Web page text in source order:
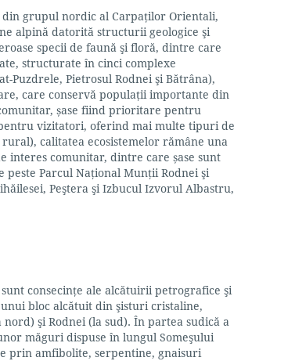
grupul nordic al Carpaţilor Orientali,
alpină datorită structurii geologice şi
specii de faună şi floră, dintre care
structurate în cinci complexe
Puzdrele, Pietrosul Rodnei şi Bătrâna),
care conservă populaţii importante din
șase fiind prioritare pentru
vizitatori, oferind mai multe tipuri de
calitatea ecosistemelor rămâne una
interes comunitar, dintre care șase sunt
Parcul Naţional Munţii Rodnei şi
Peştera şi Izbucul Izvorul Albastru,
consecinţe ale alcătuirii petrografice şi
bloc alcătuit din şisturi cristaline,
şi Rodnei (la sud). În partea sudică a
măguri dispuse în lungul Someşului
prin amfibolite, serpentine, gnaisuri